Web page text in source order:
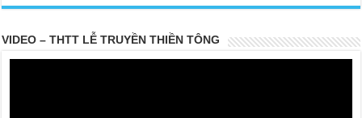
VIDEO – THTT LỄ TRUYỀN THIỀN TÔNG